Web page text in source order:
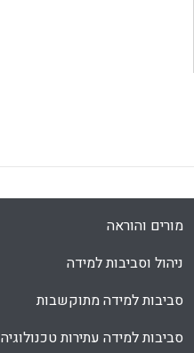
מורים והוראה
ניהול וסביבות למידה
סביבות למידה מתוקשבות
סביבות למידה עתירות טכנולוגיה